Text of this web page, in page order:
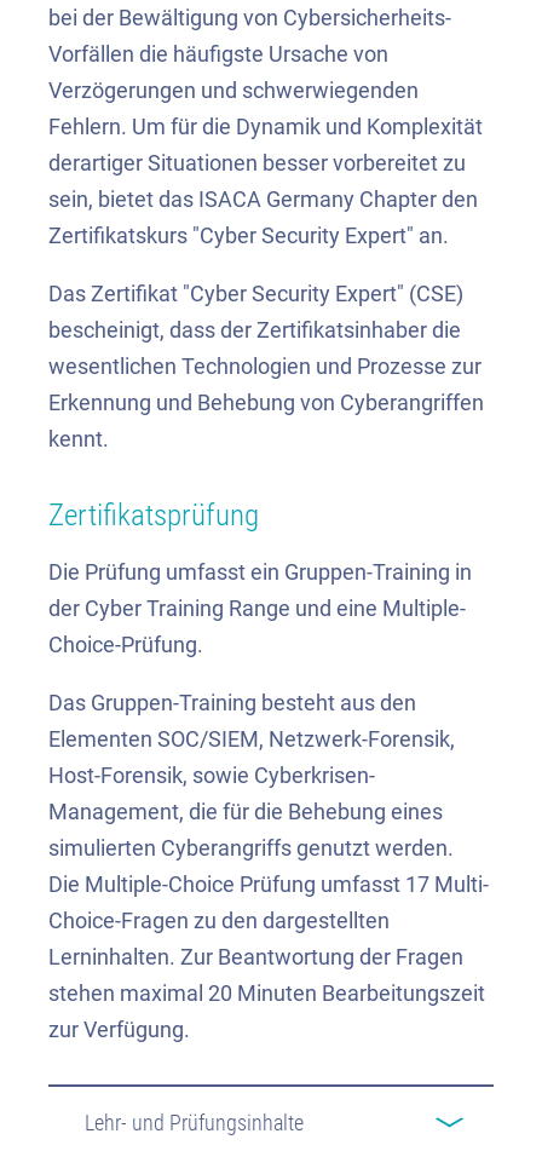
bei der Bewältigung von Cybersicherheits-
Vorfällen die häufigste Ursache von
Verzögerungen und schwerwiegenden
Fehlern. Um für die Dynamik und Komplexität
derartiger Situationen besser vorbereitet zu
sein, bietet das ISACA Germany Chapter den
Zertifikatskurs "Cyber Security Expert" an.
Das Zertifikat "Cyber Security Expert" (CSE)
bescheinigt, dass der Zertifikatsinhaber die
wesentlichen Technologien und Prozesse zur
Erkennung und Behebung von Cyberangriffen
kennt.
Zertifikatsprüfung
Die Prüfung umfasst ein Gruppen-Training in
der Cyber Training Range und eine Multiple-
Choice-Prüfung.
Das Gruppen-Training besteht aus den
Elementen SOC/SIEM, Netzwerk-Forensik,
Host-Forensik, sowie Cyberkrisen-
Management, die für die Behebung eines
simulierten Cyberangriffs genutzt werden.
Die Multiple-Choice Prüfung umfasst 17 Multi-
Choice-Fragen zu den dargestellten
Lerninhalten. Zur Beantwortung der Fragen
stehen maximal 20 Minuten Bearbeitungszeit
zur Verfügung.
Lehr- und Prüfungsinhalte